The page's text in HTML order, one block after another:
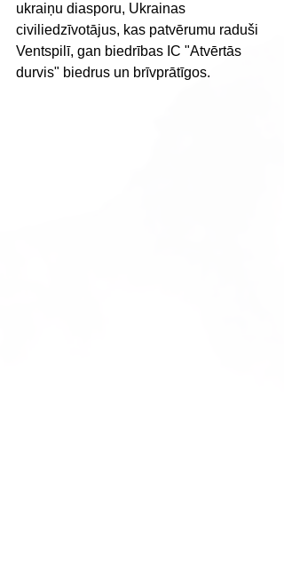
ukraiņu diasporu, Ukrainas
civiliedzīvotājus, kas patvērumu raduši
Ventspilī, gan biedrības IC "Atvērtās
durvis" biedrus un brīvprātīgos.